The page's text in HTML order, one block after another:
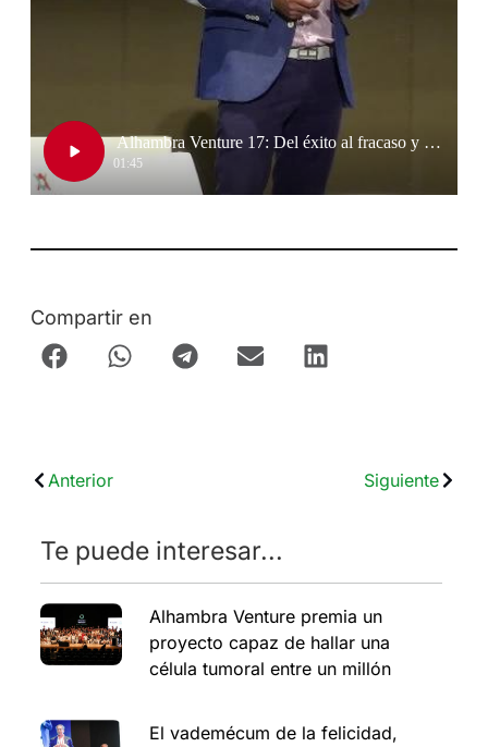
Compartir en
Anterior Siguiente
Te puede interesar...
Alhambra Venture premia un
proyecto capaz de hallar una
célula tumoral entre un millón
El vademécum de la felicidad,